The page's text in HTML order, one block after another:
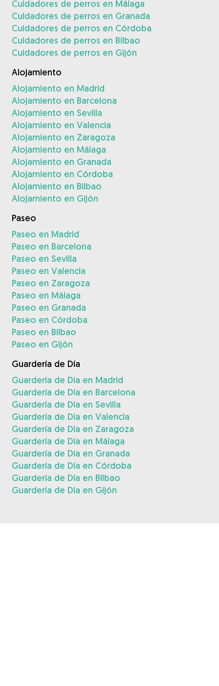
Cuidadores de perros en Málaga
Cuidadores de perros en Granada
Cuidadores de perros en Córdoba
Cuidadores de perros en Bilbao
Cuidadores de perros en Gijón
Alojamiento
Alojamiento en Madrid
Alojamiento en Barcelona
Alojamiento en Sevilla
Alojamiento en Valencia
Alojamiento en Zaragoza
Alojamiento en Málaga
Alojamiento en Granada
Alojamiento en Córdoba
Alojamiento en Bilbao
Alojamiento en Gijón
Paseo
Paseo en Madrid
Paseo en Barcelona
Paseo en Sevilla
Paseo en Valencia
Paseo en Zaragoza
Paseo en Málaga
Paseo en Granada
Paseo en Córdoba
Paseo en Bilbao
Paseo en Gijón
Guardería de Día
Guardería de Día en Madrid
Guardería de Día en Barcelona
Guardería de Día en Sevilla
Guardería de Día en Valencia
Guardería de Día en Zaragoza
Guardería de Día en Málaga
Guardería de Día en Granada
Guardería de Día en Córdoba
Guardería de Día en Bilbao
Guardería de Día en Gijón